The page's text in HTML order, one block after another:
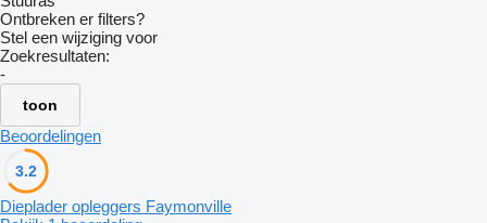
Ontbreken er filters?
Stel een wijziging voor
Zoekresultaten:
-
toon
Beoordelingen
3.2
Dieplader opleggers Faymonville